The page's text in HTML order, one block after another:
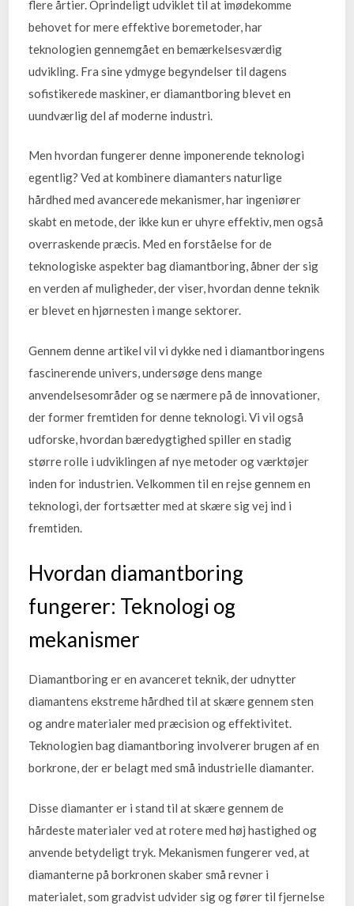
flere årtier. Oprindeligt udviklet til at imødekomme
behovet for mere effektive boremetoder, har
teknologien gennemgået en bemærkelsesværdig
udvikling. Fra sine ydmyge begyndelser til dagens
sofistikerede maskiner, er diamantboring blevet en
uundværlig del af moderne industri.
Men hvordan fungerer denne imponerende teknologi
egentlig? Ved at kombinere diamanters naturlige
hårdhed med avancerede mekanismer, har ingeniører
skabt en metode, der ikke kun er uhyre effektiv, men også
overraskende præcis. Med en forståelse for de
teknologiske aspekter bag diamantboring, åbner der sig
en verden af muligheder, der viser, hvordan denne teknik
er blevet en hjørnesten i mange sektorer.
Gennem denne artikel vil vi dykke ned i diamantboringens
fascinerende univers, undersøge dens mange
anvendelsesområder og se nærmere på de innovationer,
der former fremtiden for denne teknologi. Vi vil også
udforske, hvordan bæredygtighed spiller en stadig
større rolle i udviklingen af nye metoder og værktøjer
inden for industrien. Velkommen til en rejse gennem en
teknologi, der fortsætter med at skære sig vej ind i
fremtiden.
Hvordan diamantboring
fungerer: Teknologi og
mekanismer
Diamantboring er en avanceret teknik, der udnytter
diamantens ekstreme hårdhed til at skære gennem sten
og andre materialer med præcision og effektivitet.
Teknologien bag diamantboring involverer brugen af en
borkrone, der er belagt med små industrielle diamanter.
Disse diamanter er i stand til at skære gennem de
hårdeste materialer ved at rotere med høj hastighed og
anvende betydeligt tryk. Mekanismen fungerer ved, at
diamanterne på borkronen skaber små revner i
materialet, som gradvist udvider sig og fører til fjernelse